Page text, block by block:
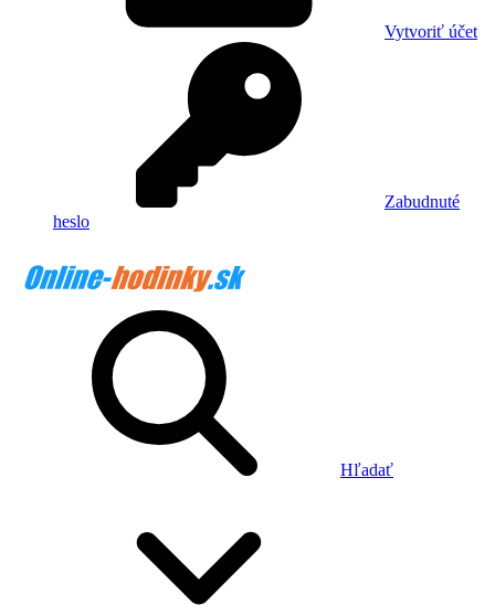
Vytvoriť účet
Zabudnuté
heslo
Hľadať